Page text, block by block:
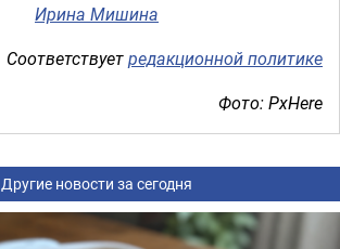
Ирина Мишина
Соответствуетредакционной политике
Фото: PxHere
Другие новости за сегодня